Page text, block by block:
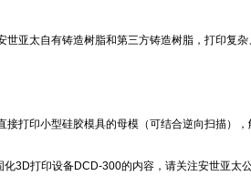
亚太自有铸造树脂和第三方铸造树脂，打印复杂
打印小型硅胶模具的母模（可结合逆向扫描），
3D打印设备DCD-300的内容，请关注安世亚太公